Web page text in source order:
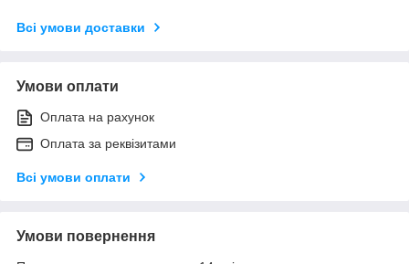
Всі умови доставки
Умови оплати
Оплата на рахунок
Оплата за реквізитами
Всі умови оплати
Умови повернення